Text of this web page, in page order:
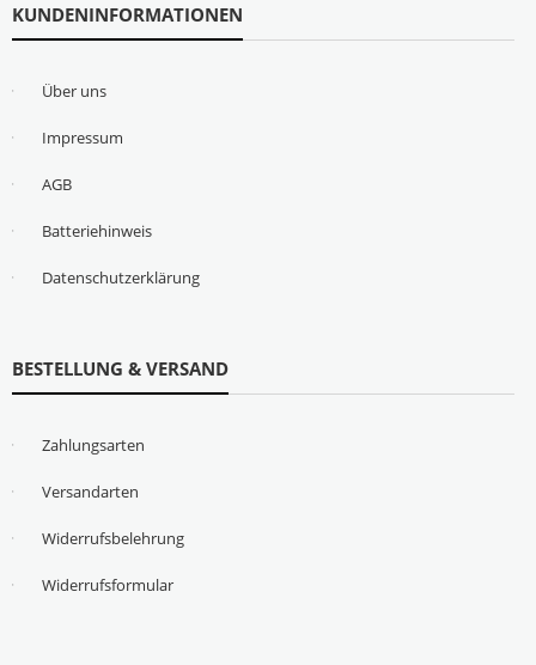
KUNDENINFORMATIONEN
Über uns
Impressum
AGB
Batteriehinweis
Datenschutzerklärung
BESTELLUNG & VERSAND
Zahlungsarten
Versandarten
Widerrufsbelehrung
Widerrufsformular